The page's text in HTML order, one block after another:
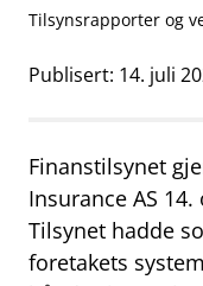
Aktuelt
Finanstilsynets
businessOm
mail_outlineKontakt oss
Tilsynsrapporter og
Publisert: 14. juli
Finanstilsynet
Insurance AS
Tilsynet hadde
foretakets